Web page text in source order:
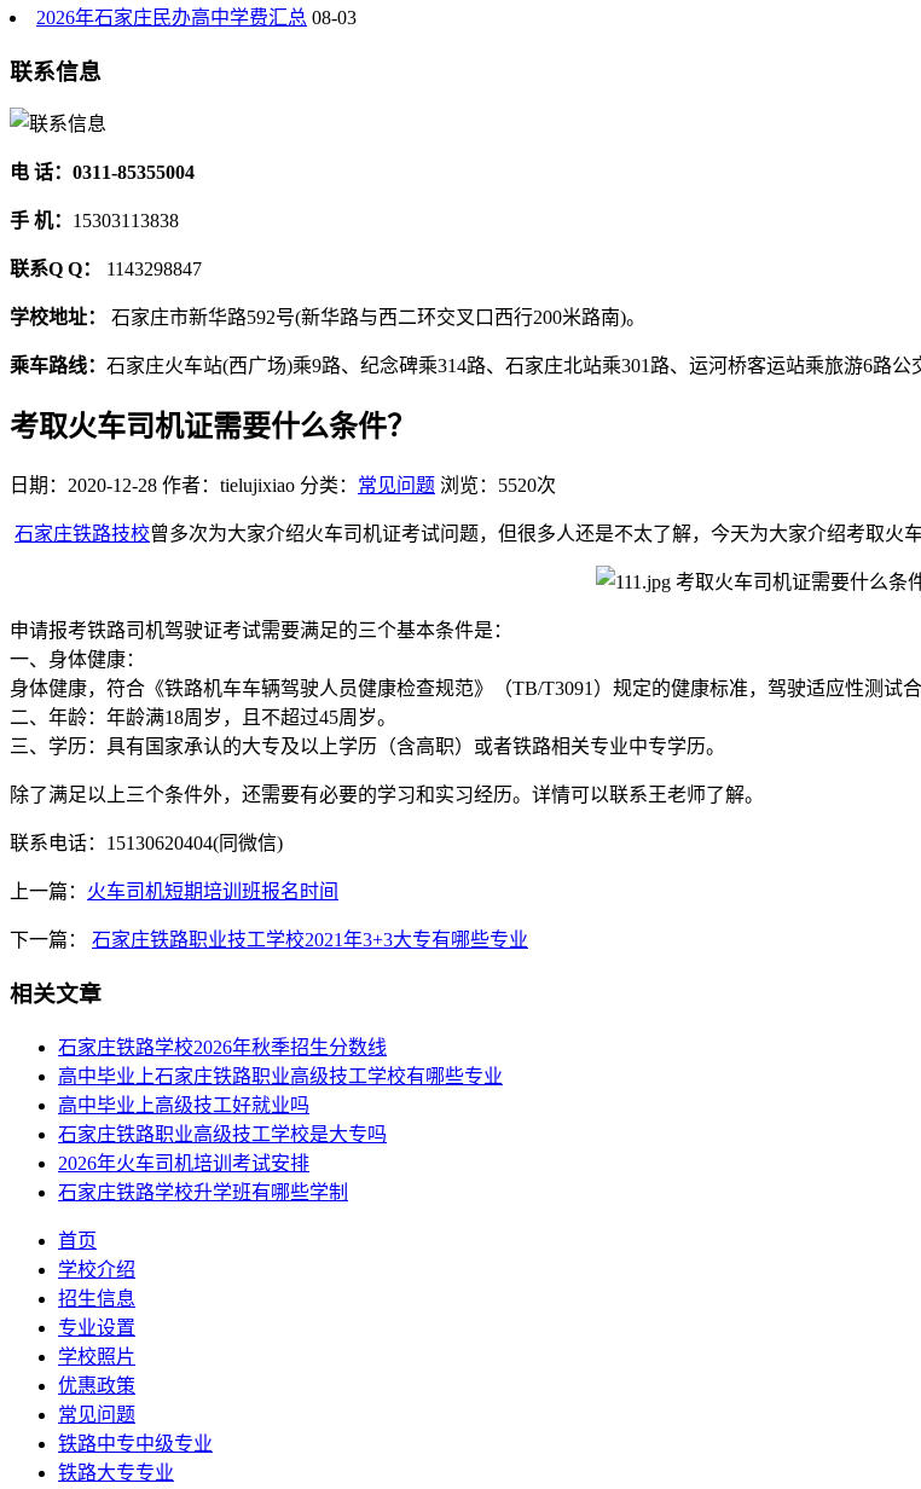
2026年石家庄民办高中学费汇总 08-03
联系信息
电 话：0311-85355004
手 机： 15303113838
联系Q Q： 1143298847
学校地址： 石家庄市新华路592号(新华路与西二环交叉口西行200米路南)。
乘车路线： 石家庄火车站(西广场)乘9路、纪念碑乘314路、石家庄北站乘301路、运河桥客运站乘旅游6路公
考取火车司机证需要什么条件？
日期：2020-12-28 作者：tielujixiao 分类： 常见问题 浏览：5520次
石家庄铁路技校曾多次为大家介绍火车司机证考试问题，但很多人还是不太了解，今天为大家介绍考取火
申请报考铁路司机驾驶证考试需要满足的三个基本条件是：
一、身体健康：
身体健康，符合《铁路机车车辆驾驶人员健康检查规范》（TB/T3091）规定的健康标准，驾驶适应性测试
二、年龄：年龄满18周岁，且不超过45周岁。
三、学历：具有国家承认的大专及以上学历（含高职）或者铁路相关专业中专学历。
除了满足以上三个条件外，还需要有必要的学习和实习经历。详情可以联系王老师了解。
联系电话：15130620404(同微信)
上一篇： 火车司机短期培训班报名时间
下一篇： 石家庄铁路职业技工学校2021年3+3大专有哪些专业
相关文章
石家庄铁路学校2026年秋季招生分数线
高中毕业上石家庄铁路职业高级技工学校有哪些专业
高中毕业上高级技工好就业吗
石家庄铁路职业高级技工学校是大专吗
2026年火车司机培训考试安排
石家庄铁路学校升学班有哪些学制
首页
学校介绍
招生信息
专业设置
学校照片
优惠政策
常见问题
铁路中专中级专业
铁路大专专业